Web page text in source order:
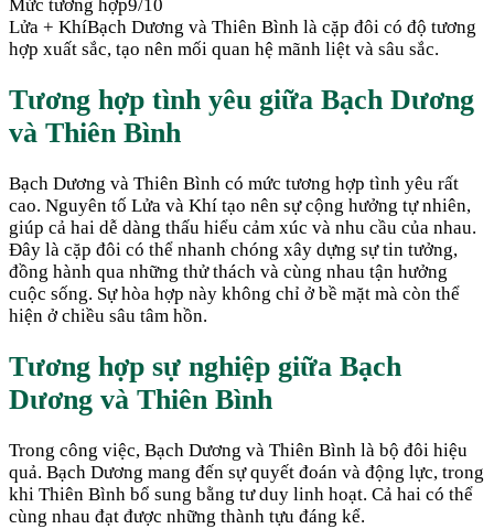
Mức tương hợp9/10
Lửa + KhíBạch Dương và Thiên Bình là cặp đôi có độ tương
hợp xuất sắc, tạo nên mối quan hệ mãnh liệt và sâu sắc.
Tương hợp tình yêu giữa Bạch Dương
và Thiên Bình
Bạch Dương và Thiên Bình có mức tương hợp tình yêu rất
cao. Nguyên tố Lửa và Khí tạo nên sự cộng hưởng tự nhiên,
giúp cả hai dễ dàng thấu hiểu cảm xúc và nhu cầu của nhau.
Đây là cặp đôi có thể nhanh chóng xây dựng sự tin tưởng,
đồng hành qua những thử thách và cùng nhau tận hưởng
cuộc sống. Sự hòa hợp này không chỉ ở bề mặt mà còn thể
hiện ở chiều sâu tâm hồn.
Tương hợp sự nghiệp giữa Bạch
Dương và Thiên Bình
Trong công việc, Bạch Dương và Thiên Bình là bộ đôi hiệu
quả. Bạch Dương mang đến sự quyết đoán và động lực, trong
khi Thiên Bình bổ sung bằng tư duy linh hoạt. Cả hai có thể
cùng nhau đạt được những thành tựu đáng kể.